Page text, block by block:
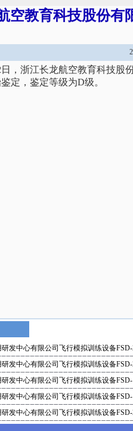
空教育科技股份有
，浙江长龙航空教育科技股
定，鉴定等级为D级。
发中心有限公司飞行模拟训练设备
发中心有限公司飞行模拟训练设备
发中心有限公司飞行模拟训练设备
发中心有限公司飞行模拟训练设备
发中心有限公司飞行模拟训练设备